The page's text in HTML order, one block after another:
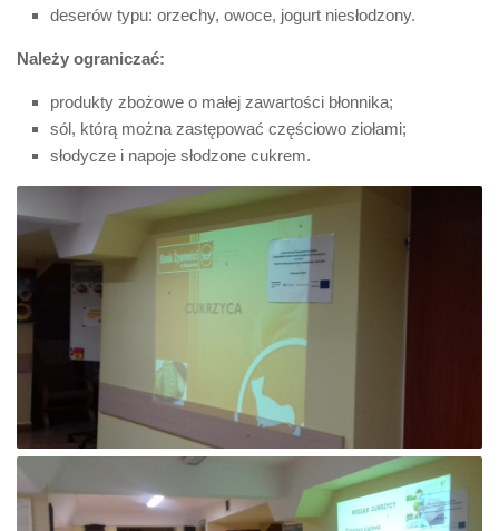
deserów typu: orzechy, owoce, jogurt niesłodzony.
Należy ograniczać:
produkty zbożowe o małej zawartości błonnika;
sól, którą można zastępować częściowo ziołami;
słodycze i napoje słodzone cukrem.